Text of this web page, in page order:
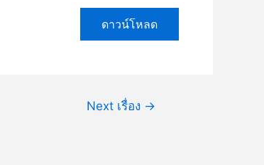
ดาวน์โหลด
Next เรื่อง →